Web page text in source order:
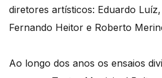
diretores artísticos: Eduardo
Fernando Heitor e Roberto
Ao longo dos anos os ensaios